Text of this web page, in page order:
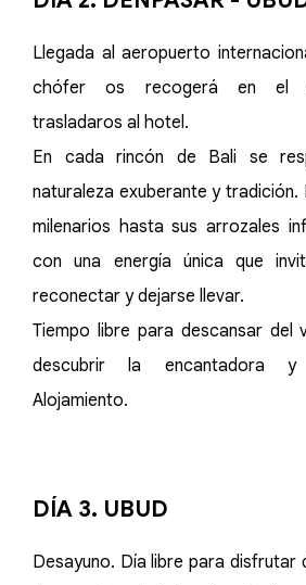
Llegada al aeropuerto
chófer os recogerá en el
trasladaros al hotel.
En cada rincón de Bali se
naturaleza exuberante y tradición.
milenarios hasta sus arrozales
con una energía única que
reconectar y dejarse llevar.
Tiempo libre para descansar del
descubrir la encantadora y
Alojamiento.
DÍA 3. UBUD
Desayuno. Día libre para disfrutar